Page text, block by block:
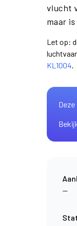
vlucht
maar
Let op:
KL1004.
—